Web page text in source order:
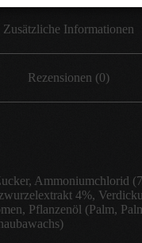
Zusätzliche Informationen
Rezensionen (0)
Ammoniumchlorid
4%,
Pflanzenöl (Palm,